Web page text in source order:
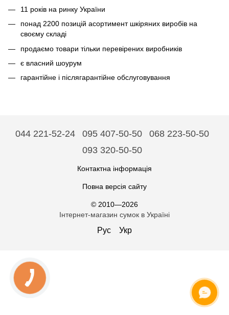
11 років на ринку України
понад 2200 позицій асортимент шкіряних виробів на
своєму складі
продаємо товари тільки перевірених виробників
є власний шоурум
гарантійне і післягарантійне обслуговування
044 221-52-24 095 407-50-50
068 223-50-50
093 320-50-50
Контактна інформація
Повна версія сайту
© 2010—2026
Інтернет-магазин сумок в Україні
Рус Укр
ОНЛАЙН ЧАТ